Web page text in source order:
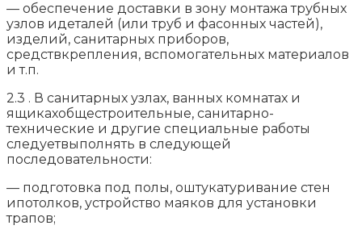
— обеспечение доставки в зону монтажа трубных
узлов идеталей (или труб и фасонных частей),
изделий, санитарных приборов,
средствкрепления, вспомогательных материалов
и т.п.
2.3 . В санитарных узлах, ванных комнатах и
ящикахобщестроительные, санитарно-
технические и другие специальные работы
следуетвыполнять в следующей
последовательности:
— подготовка под полы, оштукатуривание стен
ипотолков, устройство маяков для установки
трапов;